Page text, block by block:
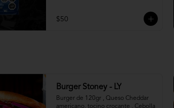
$50
Burger Stoney - LY
Burger de 120gr , Queso Cheddar
americano, tocino crocante , Cebolla